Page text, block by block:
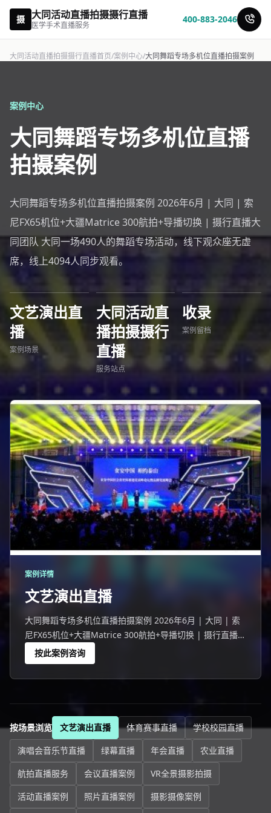
摄 大同活动直播拍摄摄行直播
医学手术直播服务
400-883-2046
大同活动直播拍摄摄行直播首页/案例中心/大同舞蹈专场多机位直播拍摄案例
案例中心
大同舞蹈专场多机位直播
拍摄案例
大同舞蹈专场多机位直播拍摄案例 2026年6月 | 大同 | 索
尼FX65机位+大疆Matrice 300航拍+导播切换 | 摄行直播大
同团队 大同一场490人的舞蹈专场活动，线下观众座无虚
席，线上4094人同步观看。
文艺演出直
播
案例场景
大同活动直
播拍摄摄行
直播
服务站点
收录
案例留档
案例详情
文艺演出直播
大同舞蹈专场多机位直播拍摄案例 2026年6月 | 大同 | 索
尼FX65机位+大疆Matrice 300航拍+导播切换 | 摄行直播大
同团队 大同一场490人的舞蹈专场活动，线下观众座无虚
席，线上4094人同步观看。
按此案例咨询
按场景浏览 文艺演出直播 体育赛事直播
学校校园直播
演唱会音乐节直播
绿幕直播 年会直播
农业直播
航拍直播服务
会议直播案例
VR全景摄影拍摄
活动直播案例
照片直播案例
摄影摄像案例